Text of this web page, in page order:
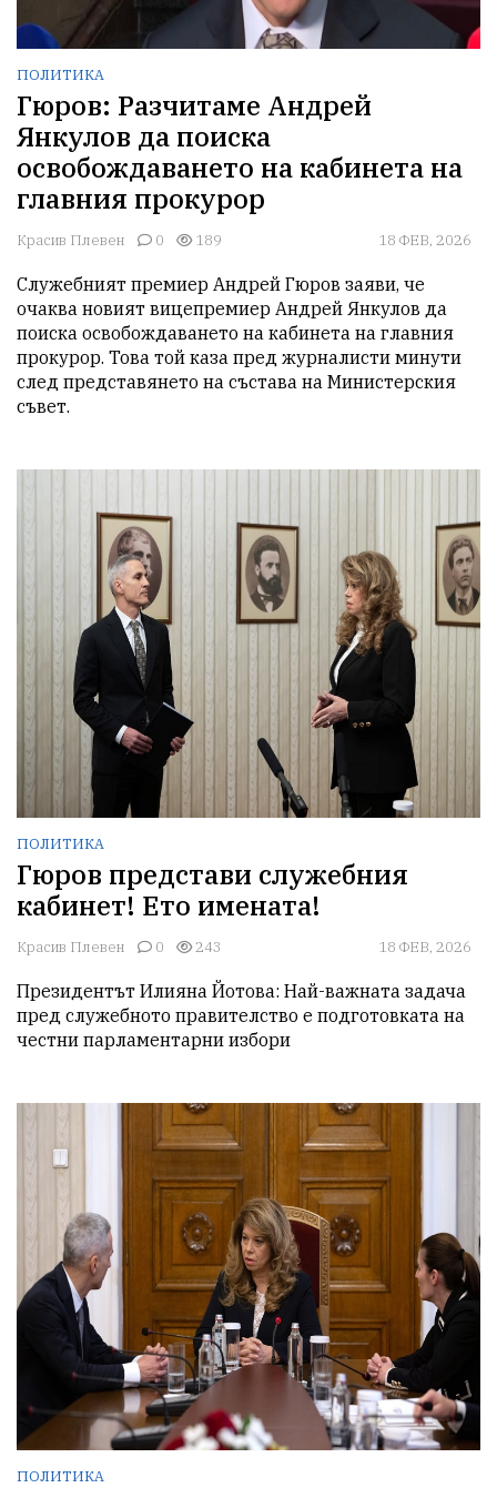
ПОЛИТИКА
Гюров: Разчитаме Андрей
Янкулов да поиска
освобождаването на кабинета на
главния прокурор
Красив Плевен 0 189 18 ФЕВ, 2026
Служебният премиер Андрей Гюров заяви, че
очаква новият вицепремиер Андрей Янкулов да
поиска освобождаването на кабинета на главния
прокурор. Това той каза пред журналисти минути
след представянето на състава на Министерския
съвет.
ПОЛИТИКА
Гюров представи служебния
кабинет! Ето имената!
Красив Плевен 0 243 18 ФЕВ, 2026
Президентът Илияна Йотова: Най-важната задача
пред служебното правителство е подготовката на
честни парламентарни избори
ПОЛИТИКА